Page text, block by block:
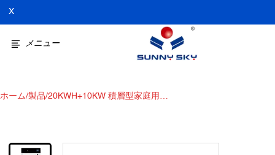
X
メニュー
ホーム/製品/20KWH+10KW 積層型家庭用蓄